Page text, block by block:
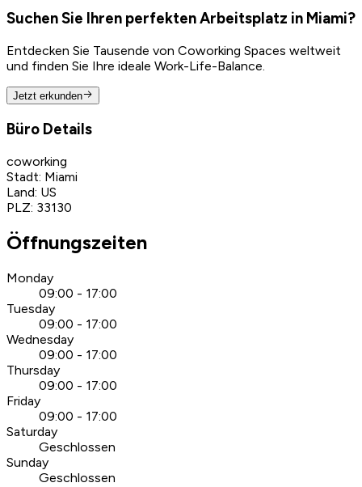
Suchen Sie Ihren perfekten Arbeitsplatz in Miami?
Entdecken Sie Tausende von Coworking Spaces weltweit
und finden Sie Ihre ideale Work-Life-Balance.
Jetzt erkunden
Büro Details
coworking
Stadt: Miami
Land: US
PLZ: 33130
Öffnungszeiten
Monday
09:00 - 17:00
Tuesday
09:00 - 17:00
Wednesday
09:00 - 17:00
Thursday
09:00 - 17:00
Friday
09:00 - 17:00
Saturday
Geschlossen
Sunday
Geschlossen